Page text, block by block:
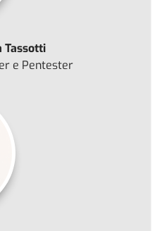
Tassotti
e Pentester